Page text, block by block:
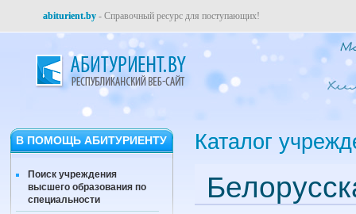
abiturient.by - Справочный ресурс для поступающих!
В ПОМОЩЬ АБИТУРИЕНТУ
Поиск учреждения
высшего образования по
специальности
Каталог